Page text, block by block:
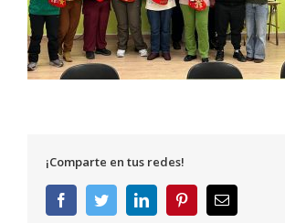
¡Comparte en tus redes!
FacebookTwitterLinkedInPinterestCorreo
electrónico